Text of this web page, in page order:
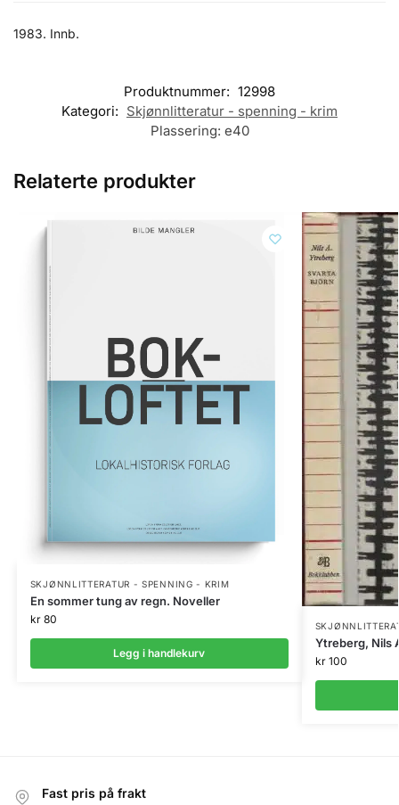
1983. Innb.
Produktnummer: 12998
Kategori: Skjønnlitteratur - spenning - krim
Plassering: e40
Relaterte produkter
SKJØNNLITTERATUR - SPENNING - KRIM
En sommer tung av regn. Noveller
kr80
Legg i handlekurv
Ytreberg, Nils
kr100
Fast pris på frakt